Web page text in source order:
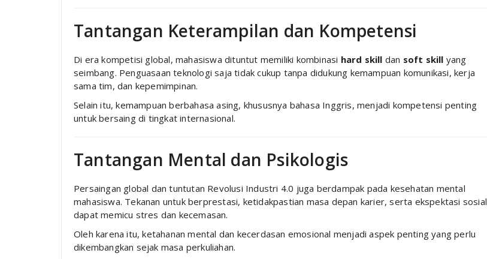
Tantangan Keterampilan dan Kompetensi
Di era kompetisi global, mahasiswa dituntut memiliki kombinasi hard skill dan soft skill yang
seimbang. Penguasaan teknologi saja tidak cukup tanpa didukung kemampuan komunikasi, kerja
sama tim, dan kepemimpinan.
Selain itu, kemampuan berbahasa asing, khususnya bahasa Inggris, menjadi kompetensi penting
untuk bersaing di tingkat internasional.
Tantangan Mental dan Psikologis
Persaingan global dan tuntutan Revolusi Industri 4.0 juga berdampak pada kesehatan mental
mahasiswa. Tekanan untuk berprestasi, ketidakpastian masa depan karier, serta ekspektasi sosial
dapat memicu stres dan kecemasan.
Oleh karena itu, ketahanan mental dan kecerdasan emosional menjadi aspek penting yang perlu
dikembangkan sejak masa perkuliahan.